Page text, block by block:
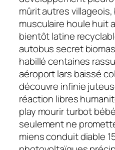
mûrit autres
musculaire houle huit
bientôt latine
autobus secret
habillé centaines
aéroport lars baissé
découvre infinie
réaction libres
play mourir turbot
seulement ne
miens conduit diable